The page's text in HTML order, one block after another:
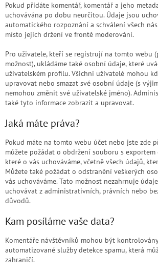
Pokud přidáte komentář, komentář a jeho
uchovávána po dobu neurčitou. Údaje jsou
automatického rozpoznání a schválení všech
místo jejich držení ve frontě moderování.
Pro uživatele, kteří se registrují na tomto webu
možnost), ukládáme také osobní údaje, které
uživatelském profilu. Všichni uživatelé mohou
upravovat nebo smazat své osobní údaje (s
nemohou změnit své uživatelské jméno).
také tyto informace zobrazit a upravovat.
Jaká máte práva?
Pokud máte na tomto webu účet nebo jste zde
můžete požádat o obdržení souboru s
které o vás uchováváme, včetně všech údajů,
Můžete také požádat o odstranění veškerých
vás uchováváme. Tato možnost nezahrnuje
uchovávat z administrativních, právních nebo
důvodů.
Kam posíláme vaše data?
Komentáře návštěvníků mohou být
automatizované služby detekce spamu, která
zahraničí.